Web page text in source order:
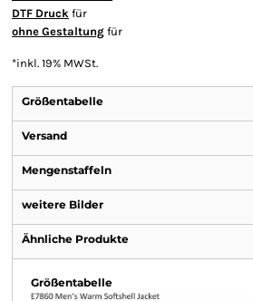
DTF Druck für
ohne Gestaltung für
*inkl. 19% MWSt.
Größentabelle
Versand
Mengenstaffeln
weitere Bilder
Ähnliche Produkte
Größentabelle